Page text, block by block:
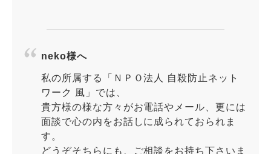
neko様へ
私の所属する「ＮＰＯ法人 自殺防止ネット
ワーク 風」では、
貴方様の様な方々がお電話やメール、更には
面談で心の内をお話しに成られておられま
す。
どうぞそちらにも、ご相談をお持ち下さいま